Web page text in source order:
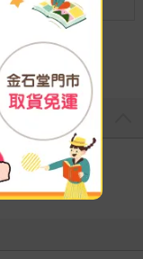
教養/教育